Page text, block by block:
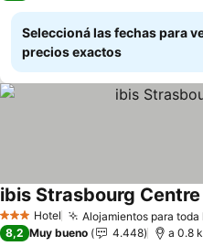
Seleccioná las fechas para
precios exactos
3 Estrellas
Hotel Alojamientos para toda
ibis Strasbourg Centre
8,2 Muy bueno 4.448 a 0.8